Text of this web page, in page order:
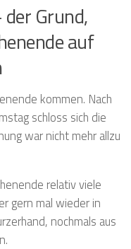
Grund,
auf
kommen. Nach
schloss sich die
war nicht mehr allzu
relativ viele
gern mal wieder in
nochmals aus